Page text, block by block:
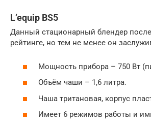
L’equip BS5
Данный стационарный блендер
рейтинге, но тем не менее он
Мощность прибора – 750 Вт
Объём чаши – 1,6 литра.
Чаша тритановая, корпус
Имеет 6 режимов работы и